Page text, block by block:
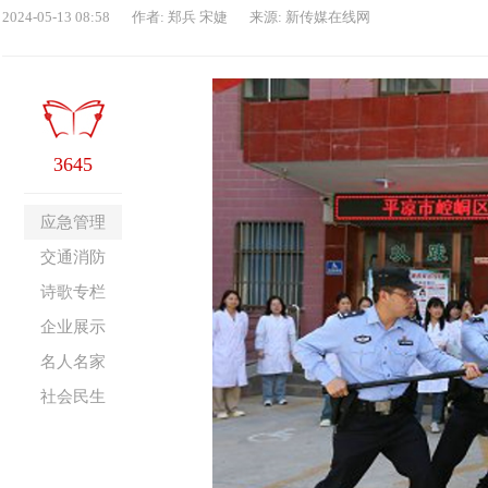
2024-05-13 08:58 作者: 郑兵 宋婕 来源: 新传媒在线网
3645
应急管理
交通消防
诗歌专栏
企业展示
名人名家
社会民生